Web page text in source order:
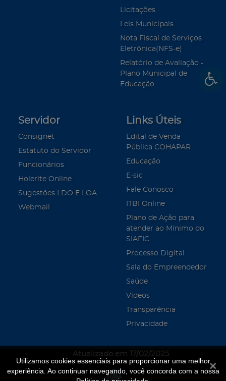
Utilizamos cookies essenciais para proporcionar uma melhor
experiência. Ao continuar navegando, você concorda com a nossa
Licitações
Leis Municipais
Nota Fiscal de Serviços
Eletrônica(NFS-e)
Relatório de Avaliação -
Plano Municipal de
Educação
Servidor
Consignet
Estatuto do Servidor
Funcionários
Holerite Online
Sugestões LDO E LOA
Webmail
Links Úteis
Edital de Venda
Pública COHAPAR
Educação
E-sic
Fale Conosco
ITBI Online
Plano de Ação para
atender ao Mínimo do
SIAFIC
Processo Digital
Sala do Empreendedor
Saúde
Vídeos
Transparência
Privacidade
Atualizado em 17/02/2025